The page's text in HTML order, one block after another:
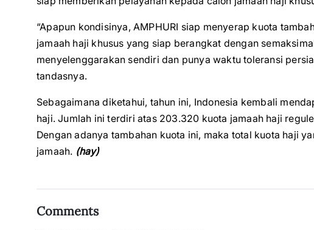
“Apapun kondisinya, AMPHURI siap menyerap kuota
jamaah haji khusus yang siap berangkat dengan
menyelenggarakan sendiri dan punya waktu toleransi
tandasnya.
Sebagaimana diketahui, tahun ini, Indonesia kembali
haji. Jumlah ini terdiri atas 203.320 kuota jamaah haji
Dengan adanya tambahan kuota ini, maka total kuota haji
jamaah. (hay)
Comments